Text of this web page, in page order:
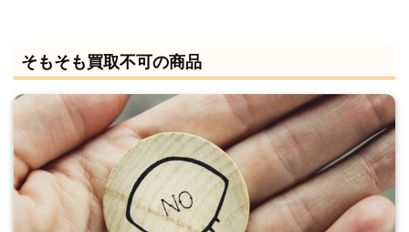
そもそも買取不可の商品